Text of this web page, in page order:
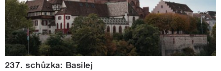
237. schůzka: Basilej